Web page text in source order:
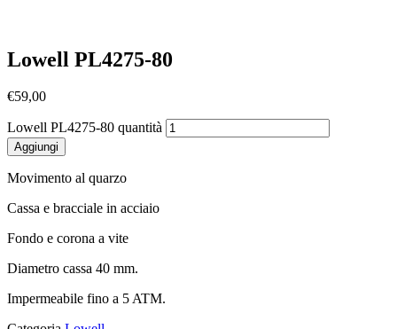
Lowell PL4275-80
€59,00
Lowell PL4275-80 quantità
Aggiungi
Movimento al quarzo
Cassa e bracciale in acciaio
Fondo e corona a vite
Diametro cassa 40 mm.
Impermeabile fino a 5 ATM.